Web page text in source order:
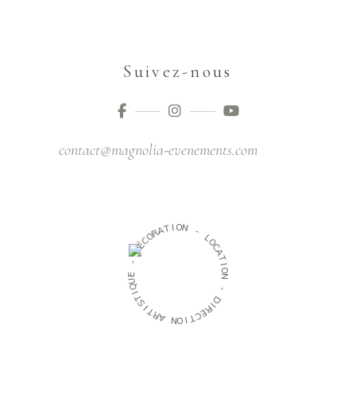
Suivez-nous
contact@magnolia-evenements.com
D
ÉCORATION -
L
O
C
A
T
O
N
-
D
I
R
E
C
T
I
O
N
A
R
T
I
S
T
I
Q
U
E
-